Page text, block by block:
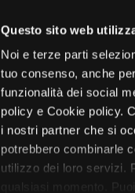
Questo sito web
Noi e terze parti
tuo consenso, anche
funzionalità dei social
policy e Cookie policy.
i nostri partner che si
potrebbero combinarle
utilizzo dei loro servizi.
qualsiasi momento.
Città